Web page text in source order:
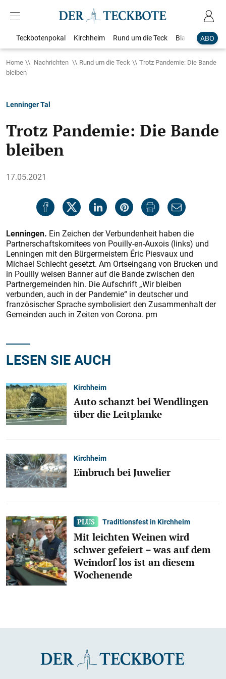
ABO
Teckbotenpokal Kirchheim Rund um die Teck Blaulicht
Home Nachrichten Rund um die Teck
Trotz Pandemie: Die Bande
bleiben
Lenninger Tal
Trotz Pandemie: Die Bande
bleiben
17.05.2021
Lenningen. Ein Zeichen der Verbundenheit haben die
Partnerschaftskomitees von Pouilly-en-Auxois (links) und
Lenningen mit den Bürgermeistern Éric Piesvaux und
Michael Schlecht gesetzt. Am Ortseingang von Brucken und
in Pouilly weisen Banner auf die Bande zwischen den
Partnergemeinden hin. Die Aufschrift „Wir bleiben
verbunden, auch in der Pandemie“ in deutscher und
französischer Sprache symbolisiert den Zusammenhalt der
Gemeinden auch in Zeiten von Corona. pm
LESEN SIE AUCH
Kirchheim
Auto schanzt bei Wendlingen
über die Leitplanke
Kirchheim
Einbruch bei Juwelier
Traditionsfest in Kirchheim
Mit leichten Weinen wird
schwer gefeiert – was auf dem
Weindorf los ist an diesem
Wochenende